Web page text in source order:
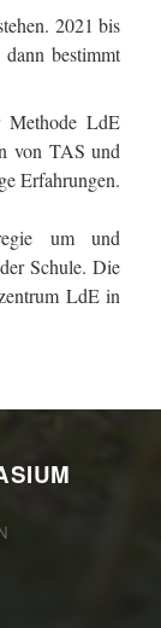
2021 bis
bestimmt
Methode LdE
von TAS und
Erfahrungen.
um und
Schule. Die
LdE in